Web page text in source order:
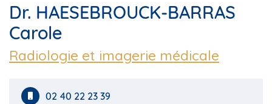
Dr. HAESEBROUCK-BARRAS
Carole
Radiologie et imagerie médicale
02 40 22 23 39